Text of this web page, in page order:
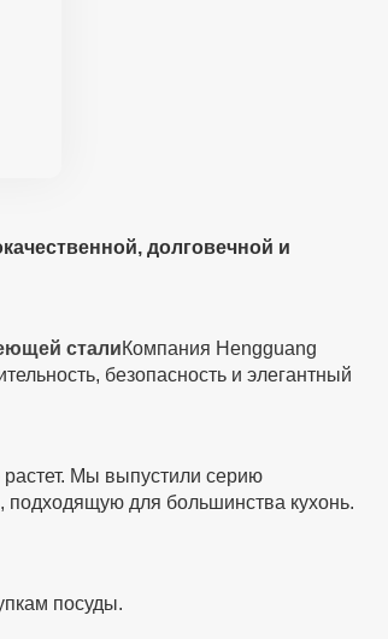
долговечной и
сталиКомпания Hengguang
безопасность и элегантный
Мы выпустили серию
подходящую для большинства кухонь.
посуды.